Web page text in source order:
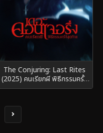
The Conjuring: Last Rites
(2025) คนเรียกผี พิธีกรรมครั้ง
สุดท้าย